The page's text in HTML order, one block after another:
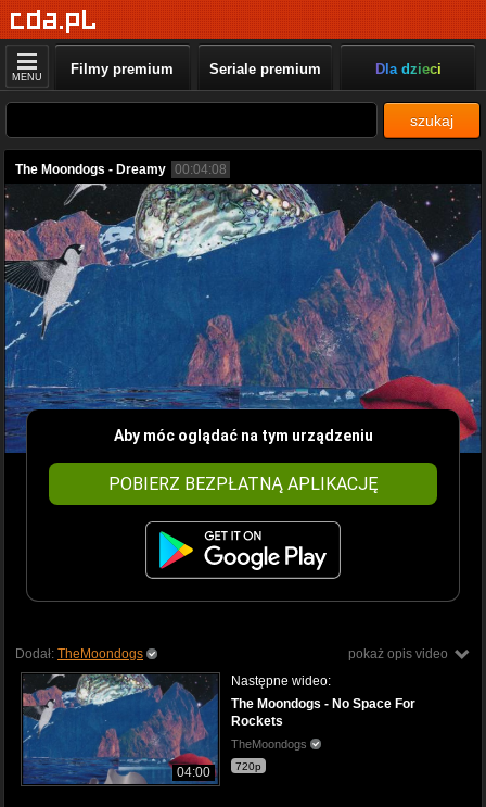
MENU Filmy premium Seriale premium Dla dzieci
szukaj
The Moondogs - Dreamy 00:04:08
Aby móc oglądać na tym urządzeniu
POBIERZ BEZPŁATNĄ APLIKACJĘ
pokaż opis video
Dodał: TheMoondogs
04:00
Następne wideo:
The Moondogs - No Space For
Rockets
TheMoondogs
720p